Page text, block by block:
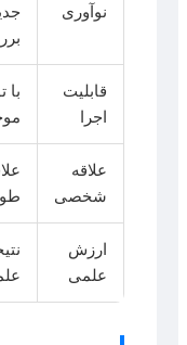
نوآوری
قابلیت
اجرا
با
علاقه
شخصی
ارزش
علمی